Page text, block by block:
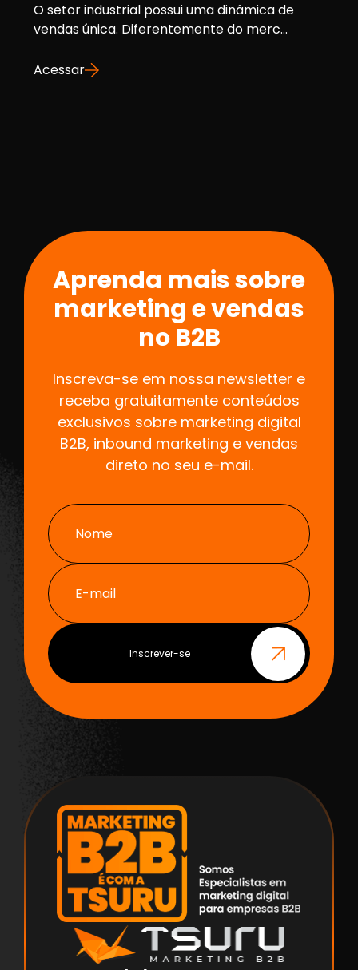
O setor industrial possui uma dinâmica de
vendas única. Diferentemente do merc...
Acessar
Aprenda mais sobre
marketing e vendas
no B2B
Inscreva-se em nossa newsletter e
receba gratuitamente conteúdos
exclusivos sobre marketing digital
B2B, inbound marketing e vendas
direto no seu e-mail.
Nome
E-mail
Inscrever-se